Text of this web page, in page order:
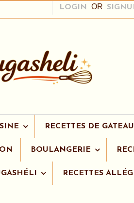
LOGIN OR
RECETTES DE
BOULANGERIE
RECETTES